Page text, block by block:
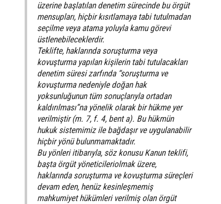
üzerine başlatılan denetim sürecinde bu örgüt
mensupları, hiçbir kısıtlamaya tabi tutulmadan
seçilme veya atama yoluyla kamu görevi
üstlenebileceklerdir.
Teklifte, haklarında soruşturma veya
kovuşturma yapılan kişilerin tabi tutulacakları
denetim süresi zarfında “soruşturma ve
kovuşturma nedeniyle doğan hak
yoksunluğunun tüm sonuçlarıyla ortadan
kaldırılması”na yönelik olarak bir hükme yer
verilmiştir (m. 7, f. 4, bent a). Bu hükmün
hukuk sistemimiz ile bağdaşır ve uygulanabilir
hiçbir yönü bulunmamaktadır.
Bu yönleri itibarıyla, söz konusu Kanun teklifi,
başta örgüt yöneticileriolmak üzere,
haklarında soruşturma ve kovuşturma süreçleri
devam eden, henüz kesinleşmemiş
mahkumiyet hükümleri verilmiş olan örgüt